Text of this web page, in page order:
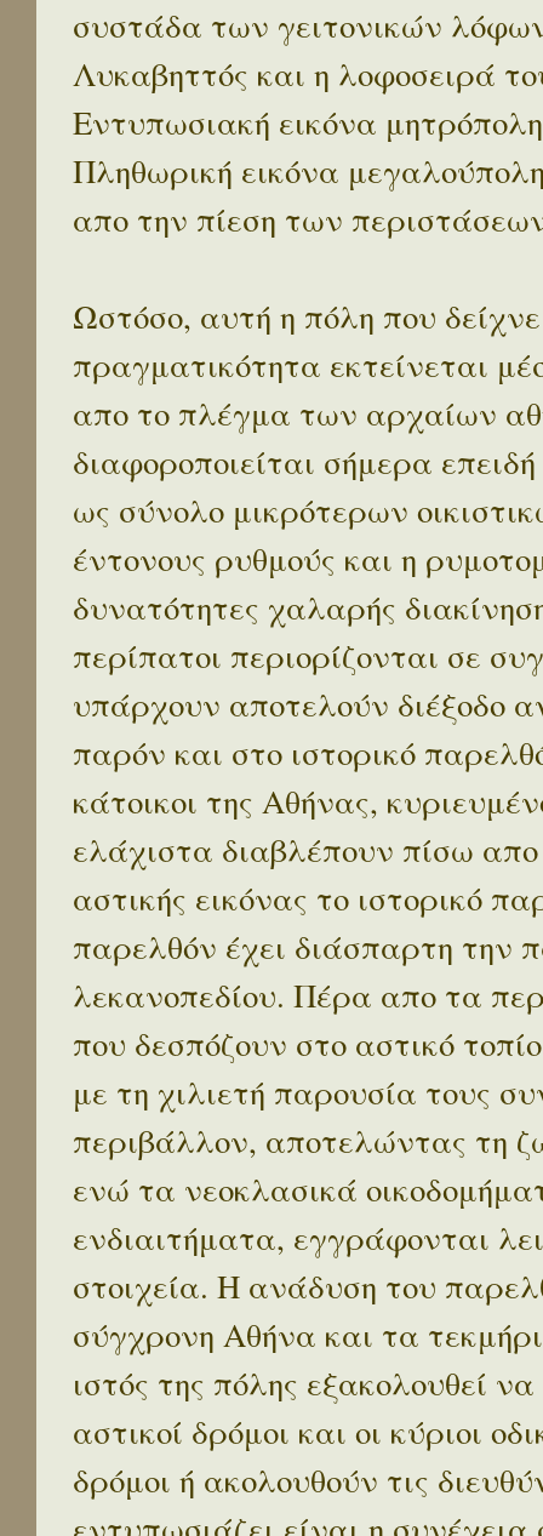
συστάδα των γειτονικών
Λυκαβηττός και η λοφοσειρά
Εντυπωσιακή εικόνα
Πληθωρική εικόνα
απο την πίεση των
Ωστόσο, αυτή η πόλη που
πραγματικότητα εκτείνεται
απο το πλέγμα των αρχαίων
διαφοροποιείται σήμερα
ως σύνολο μικρότερων
έντονους ρυθμούς και η
δυνατότητες χαλαρής
περίπατοι περιορίζονται σε
υπάρχουν αποτελούν διέξοδο
παρόν και στο ιστορικό
κάτοικοι της Αθήνας,
ελάχιστα διαβλέπουν πίσω
αστικής εικόνας το ιστορικό
παρελθόν έχει διάσπαρτη την
λεκανοπεδίου. Πέρα απο τα
που δεσπόζουν στο αστικό
με τη χιλιετή παρουσία τους
περιβάλλον, αποτελώντας τη
ενώ τα νεοκλασικά
ενδιαιτήματα, εγγράφονται
στοιχεία. Η ανάδυση του
σύγχρονη Αθήνα και τα
ιστός της πόλης εξακολουθεί
αστικοί δρόμοι και οι κύριοι
δρόμοι ή ακολουθούν τις